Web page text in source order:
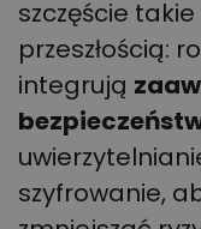
szczęście
przeszłością:
integrują
szyfrowanie,